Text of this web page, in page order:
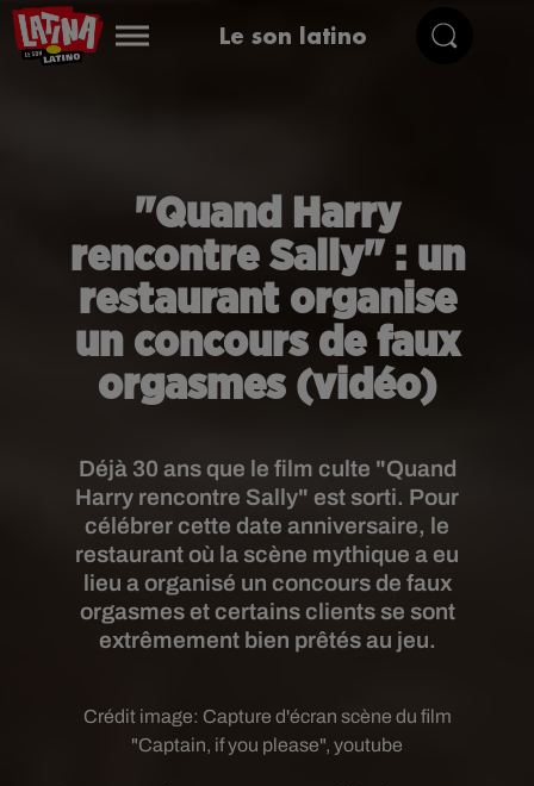
Le son latino
"Quand Harry
rencontre Sally" : un
restaurant organise
un concours de faux
orgasmes (vidéo)
Déjà 30 ans que le film culte "Quand
Harry rencontre Sally" est sorti. Pour
célébrer cette date anniversaire, le
restaurant où la scène mythique a eu
lieu a organisé un concours de faux
orgasmes et certains clients se sont
extrêmement bien prêtés au jeu.
Crédit image: Capture d'écran scène du film
"Captain, if you please", youtube